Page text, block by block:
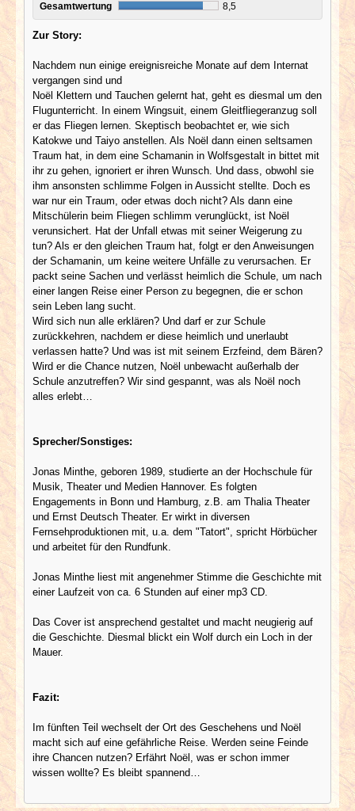
Gesamtwertung
8,5
Zur Story:
Nachdem nun einige ereignisreiche Monate auf dem Internat
vergangen sind und
Noël Klettern und Tauchen gelernt hat, geht es diesmal um den
Flugunterricht. In einem Wingsuit, einem Gleitfliegeranzug soll
er das Fliegen lernen. Skeptisch beobachtet er, wie sich
Katokwe und Taiyo anstellen. Als Noël dann einen seltsamen
Traum hat, in dem eine Schamanin in Wolfsgestalt in bittet mit
ihr zu gehen, ignoriert er ihren Wunsch. Und dass, obwohl sie
ihm ansonsten schlimme Folgen in Aussicht stellte. Doch es
war nur ein Traum, oder etwas doch nicht? Als dann eine
Mitschülerin beim Fliegen schlimm verunglückt, ist Noël
verunsichert. Hat der Unfall etwas mit seiner Weigerung zu
tun? Als er den gleichen Traum hat, folgt er den Anweisungen
der Schamanin, um keine weitere Unfälle zu verursachen. Er
packt seine Sachen und verlässt heimlich die Schule, um nach
einer langen Reise einer Person zu begegnen, die er schon
sein Leben lang sucht.
Wird sich nun alle erklären? Und darf er zur Schule
zurückkehren, nachdem er diese heimlich und unerlaubt
verlassen hatte? Und was ist mit seinem Erzfeind, dem Bären?
Wird er die Chance nutzen, Noël unbewacht außerhalb der
Schule anzutreffen? Wir sind gespannt, was als Noël noch
alles erlebt…
Sprecher/Sonstiges:
Jonas Minthe, geboren 1989, studierte an der Hochschule für
Musik, Theater und Medien Hannover. Es folgten
Engagements in Bonn und Hamburg, z.B. am Thalia Theater
und Ernst Deutsch Theater. Er wirkt in diversen
Fernsehproduktionen mit, u.a. dem "Tatort", spricht Hörbücher
und arbeitet für den Rundfunk.
Jonas Minthe liest mit angenehmer Stimme die Geschichte mit
einer Laufzeit von ca. 6 Stunden auf einer mp3 CD.
Das Cover ist ansprechend gestaltet und macht neugierig auf
die Geschichte. Diesmal blickt ein Wolf durch ein Loch in der
Mauer.
Fazit:
Im fünften Teil wechselt der Ort des Geschehens und Noël
macht sich auf eine gefährliche Reise. Werden seine Feinde
ihre Chancen nutzen? Erfährt Noël, was er schon immer
wissen wollte? Es bleibt spannend…